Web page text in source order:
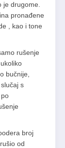
drugome.
pronađene
, kao i tone
rušenje
bučnije,
slučaj s
broj
od